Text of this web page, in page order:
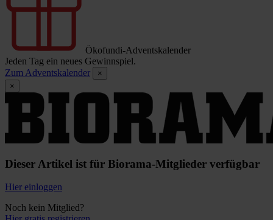
Ökofundi-Adventskalender
Jeden Tag ein neues Gewinnspiel.
Zum Adventskalender
×
×
Dieser Artikel ist für Biorama-Mitglieder verfügbar
Hier einloggen
Noch kein Mitglied?